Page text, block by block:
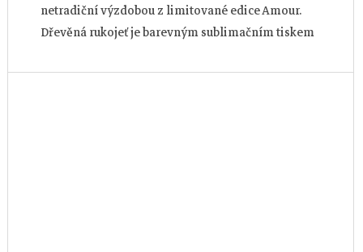
netradiční výzdobou z limitované edice Amour.
Dřevěná rukojeť je barevným sublimačním tiskem